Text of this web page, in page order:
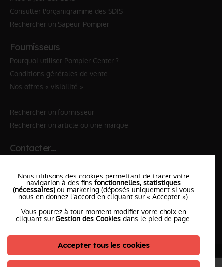
Consulter l'organigramme des SDIS
Rechercher un Sapeur-Pompier
Fournisseurs
Pourquoi utiliser Pompier Center ?
Conditions générales de vente
Nos offres « visibilité »
Rechercher un fournisseur
Rechercher un article ou une marque
Contacter…
✆ 18№National Sapeurs-Pompiers
le SDISle plus proche
l'équipePompierCenter
©2026 Pompier Center • Mentions Légales •
Nous utilisons des cookies permettant de tracer votre
navigation à des fins fonctionnelles, statistiques
(nécessaires) ou marketing (déposés uniquement si vous
nous en donnez l’accord en cliquant sur « Accepter »).
Vous pourrez à tout moment modifier votre choix en
cliquant sur Gestion des Cookies dans le pied de page.
Accepter tous les cookies